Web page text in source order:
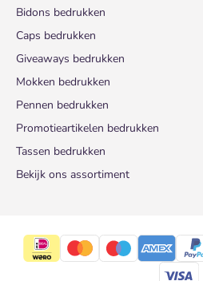
Bidons bedrukken
Caps bedrukken
Giveaways bedrukken
Mokken bedrukken
Pennen bedrukken
Promotieartikelen bedrukken
Tassen bedrukken
Bekijk ons assortiment